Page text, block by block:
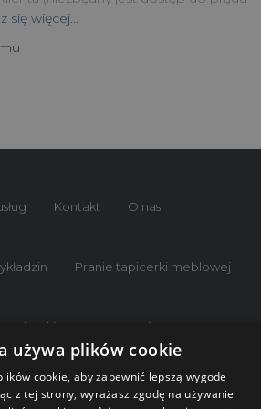
się więcej…
Kontakt O nas
Pranie tapicerki meblowej
tapicerki samochodowej
schodowych Strona główna
używa plików cookie
cookie, aby zapewnić lepszą wygodę
z tej strony, wyrażasz zgodę na używanie